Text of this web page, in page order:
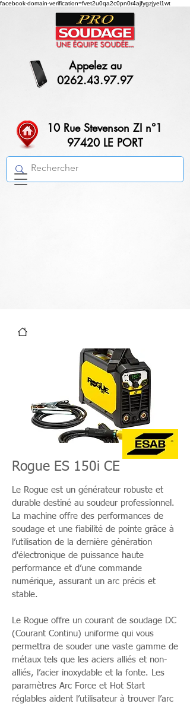
facebook-domain-verification=fvet2u0qa2c0pn0r4ajfygzjyel1wt
10 Rue Stevenson ZI n°1
97420 LE PORT
Appelez au
0262.43.97.97
Rogue ES 150i CE
Le Rogue est un générateur robuste et
durable destiné au soudeur professionnel.
La machine offre des performances de
soudage et une fiabilité de pointe grâce à
l’utilisation de la dernière génération
d'électronique de puissance haute
performance et d’une commande
numérique, assurant un arc précis et
stable.
Le Rogue offre un courant de soudage DC
(Courant Continu) uniforme qui vous
permettra de souder une vaste gamme de
métaux tels que les aciers alliés et non-
alliés, l’acier inoxydable et la fonte. Les
paramètres Arc Force et Hot Start
réglables aident l’utilisateur à trouver l’arc